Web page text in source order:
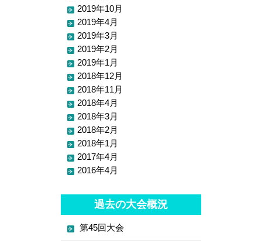
2019年10月
2019年4月
2019年3月
2019年2月
2019年1月
2018年12月
2018年11月
2018年4月
2018年3月
2018年2月
2018年1月
2017年4月
2016年4月
過去の大会概況
第45回大会